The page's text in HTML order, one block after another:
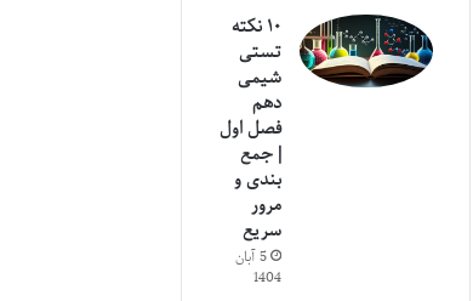
۱۰ نکته
تستی
شیمی
دهم
فصل اول
| جمع
بندی و
مرور
سریع
5 آبان
1404